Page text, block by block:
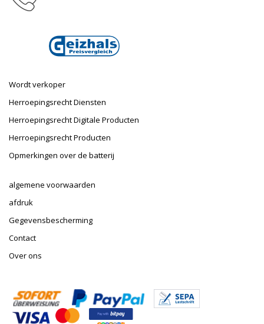
Wordt verkoper
Herroepingsrecht Diensten
Herroepingsrecht Digitale Producten
Herroepingsrecht Producten
Opmerkingen over de batterij
algemene voorwaarden
afdruk
Gegevensbescherming
Contact
Over ons